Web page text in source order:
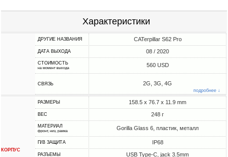
Характеристики
ДРУГИЕ НАЗВАНИЯ CATerpillar S62 Pro
ДАТА ВЫХОДА 08 / 2020
СТОИМОСТЬ
на момент выхода 560 USD
СВЯЗЬ 2G, 3G, 4G
подробнее ↓
КОРПУС
РАЗМЕРЫ 158.5 x 76.7 x 11.9 mm
ВЕС 248 г
МАТЕРИАЛ
фронт, низ, рамка Gorilla Glass 6, пластик, металл
П/В ЗАЩИТА IP68
РАЗЪЕМЫ USB Type-C, jack 3.5mm